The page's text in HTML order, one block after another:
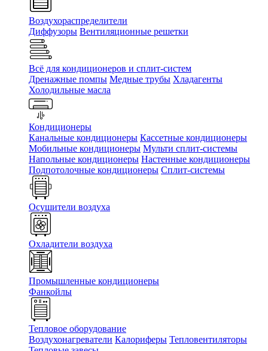
Воздухораспределители
Диффузоры Вентиляционные решетки
Всё для кондиционеров и сплит-систем
Дренажные помпы Медные трубы Хладагенты
Холодильные масла
Кондиционеры
Канальные кондиционеры Кассетные кондиционеры
Мобильные кондиционеры Мульти сплит-системы
Напольные кондиционеры Настенные кондиционеры
Подпотолочные кондиционеры Сплит-системы
Осушители воздуха
Охладители воздуха
Промышленные кондиционеры
Фанкойлы
Тепловое оборудование
Воздухонагреватели Калориферы Тепловентиляторы